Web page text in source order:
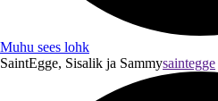
Muhu sees lohk
SaintEgge, Sisalik ja Sammysaintegge